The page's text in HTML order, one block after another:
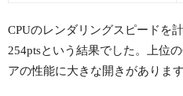
CPUのレンダリングスピードを
254ptsという結果でした。上位
アの性能に大きな開きがあります